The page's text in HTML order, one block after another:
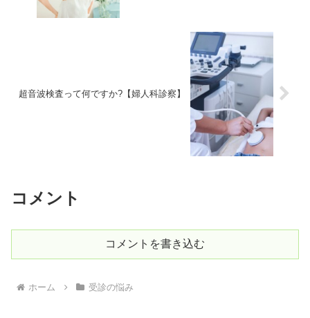
超音波検査って何ですか?【婦人科診察】
コメント
コメントを書き込む
ホーム 受診の悩み